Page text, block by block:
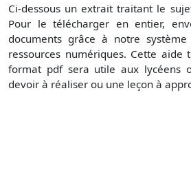
Ci-dessous un extrait traitant le
Pour le télécharger en entier,
documents grâce à notre système
ressources numériques. Cette aide
format pdf sera utile aux lycéens
devoir à réaliser ou une leçon à